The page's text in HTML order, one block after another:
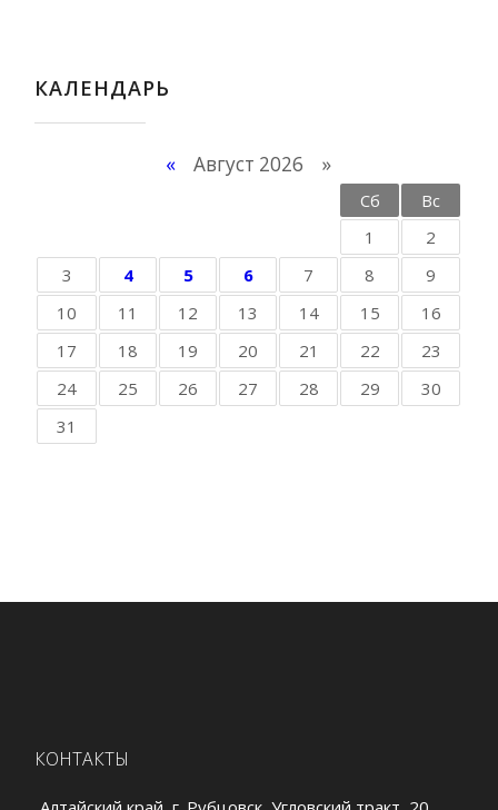
КАЛЕНДАРЬ
« Август 2026 »
Сб
Вс
1
2
3
4 5 6 7 8
9
10
11 12 13 14 15
16
17
18 19 20 21 22
23
24
25 26 27 28 29
30
31
КОНТАКТЫ